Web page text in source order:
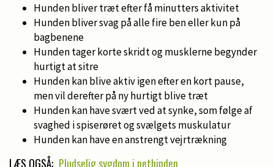
Hunden bliver træt efter få minutters aktivitet
Hunden bliver svag på alle fire ben eller kun på
bagbenene
Hunden tager korte skridt og musklerne begynder
hurtigt at sitre
Hunden kan blive aktiv igen efter en kort pause,
men vil derefter på ny hurtigt blive træt
Hunden kan have svært ved at synke, som følge af
svaghed i spiserøret og svælgets muskulatur
Hunden kan have en anstrengt vejrtrækning
LÆS OGSÅ: Pludselig sygdom i nethinden